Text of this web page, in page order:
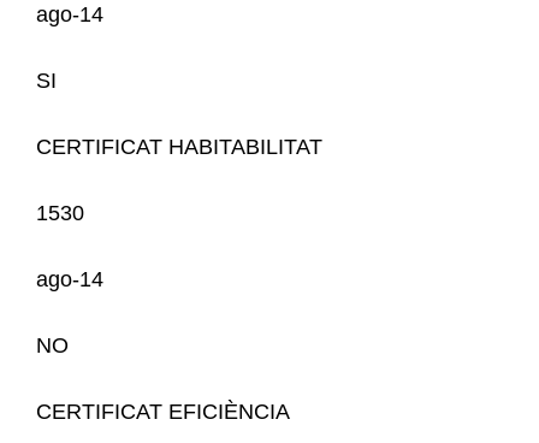
ago-14
SI
CERTIFICAT HABITABILITAT
1530
ago-14
NO
CERTIFICAT EFICIÈNCIA